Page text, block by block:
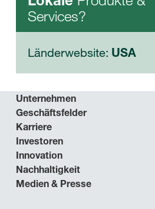
Services?
Länderwebsite: USA
Unternehmen
Geschäftsfelder
Karriere
Investoren
Innovation
Nachhaltigkeit
Medien & Presse